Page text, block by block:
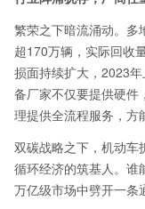
繁荣之下暗流涌动。多
超170万辆，实际回收
损面持续扩大，2023
备厂家不仅要提供硬件
理提供全流程服务，方
双碳战略之下，机动车
循环经济的筑基人。谁
万亿级市场中劈开一条